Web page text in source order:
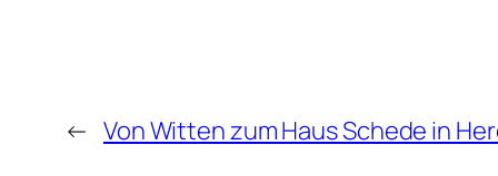
← Von Witten zum Haus Schede in